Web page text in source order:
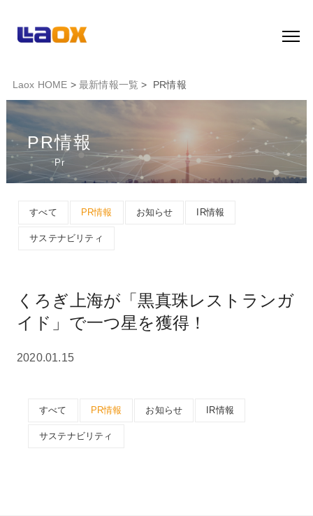
Laox HOME > 最新情報一覧 > PR情報
PR情報
Pr
すべて PR情報 お知らせ IR情報
サステナビリティ
くろぎ上海が「黒真珠レストランガ
イド」で一つ星を獲得！
2020.01.15
すべて PR情報 お知らせ IR情報
サステナビリティ